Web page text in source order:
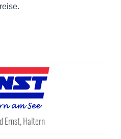
Ernst, Haltern